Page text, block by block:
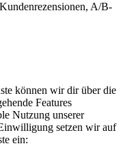
A/B-
können wir dir über die
Features
Nutzung unserer
setzen wir auf
ein: